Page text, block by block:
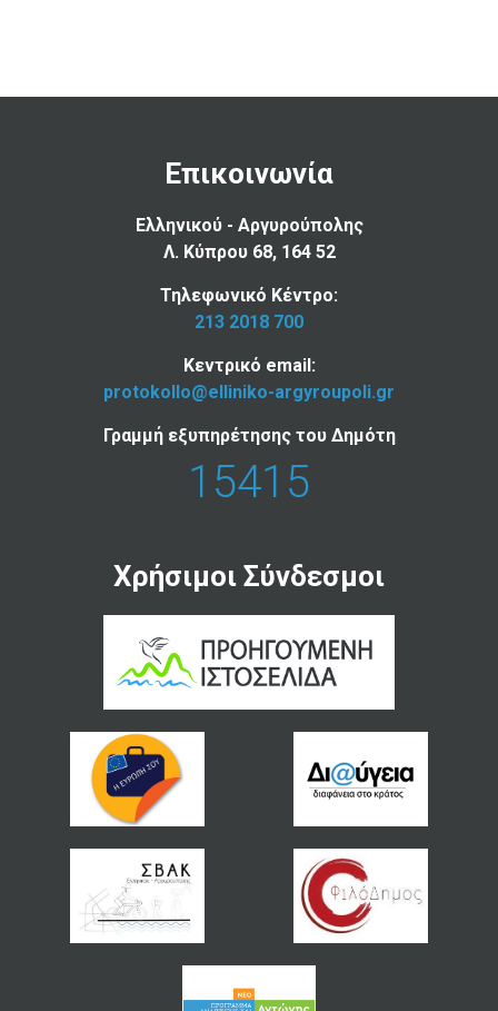
Επικοινωνία
Ελληνικού - Αργυρούπολης
Λ. Κύπρου 68, 164 52
Τηλεφωνικό Κέντρο:
213 2018 700
Κεντρικό email:
protokollo@elliniko-argyroupoli.gr
Γραμμή εξυπηρέτησης του Δημότη
15415
Χρήσιμοι Σύνδεσμοι